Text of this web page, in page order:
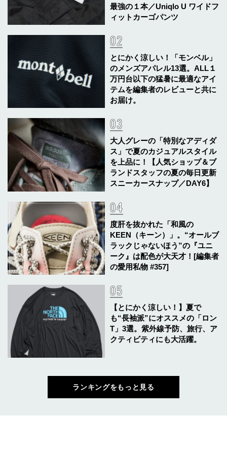
最強の１本／Uniqlo U ワイドフ
ィットカーゴパンツ
とにかく涼しい！「モンベル」
のメンズアパレル13選。ALL１
万円台以下の猛暑に最適なアイ
テムを編集者のレビューと共に
お届け。
大人グレーの「特別なアディダ
ス」で夏のカジュアルスタイル
を上品に！【人気ショップ＆ブ
ランドスタッフの夏の毎日更新
スニーカースナップ／DAY6】
度肝を抜かれた「和風の
KEEN（キーン）」。“オールブ
ラックじゃないほう”の『ユニ
ーク』は配色が大天才！[編集者
の愛用私物 #357]
【とにかく涼しい！】夏で
も“長袖派”にオススメの「ロン
T」3選。紫外線予防、旅行、ア
クティビティにも大活躍。
ランキングをもっと見る